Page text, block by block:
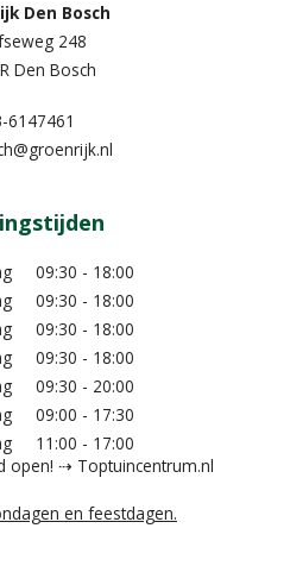
Den Bosch
248
Den Bosch
6147461
09:30 - 18:00
09:30 - 18:00
09:30 - 18:00
09:30 - 18:00
09:30 - 20:00
09:00 - 17:30
11:00 - 17:00
open! ⇢ Toptuincentrum.nl
en feestdagen.